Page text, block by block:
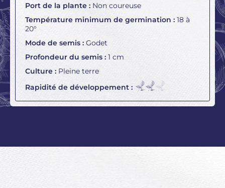
Port de la plante : Non coureuse
Température minimum de germination : 18 à
20°
Mode de semis : Godet
Profondeur du semis : 1 cm
Culture : Pleine terre
Rapidité de développement :